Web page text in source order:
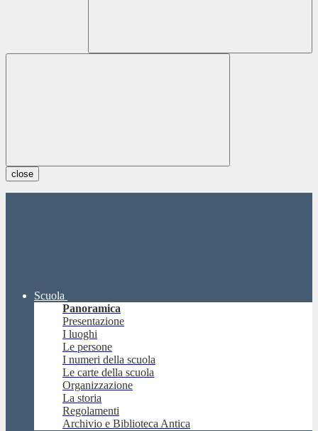
close
Scuola
Panoramica
Presentazione
I luoghi
Le persone
I numeri della scuola
Le carte della scuola
Organizzazione
La storia
Regolamenti
Archivio e Biblioteca Antica